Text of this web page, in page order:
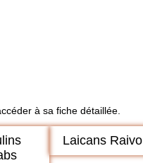
à sa fiche détaillée.
Laicans Raivo